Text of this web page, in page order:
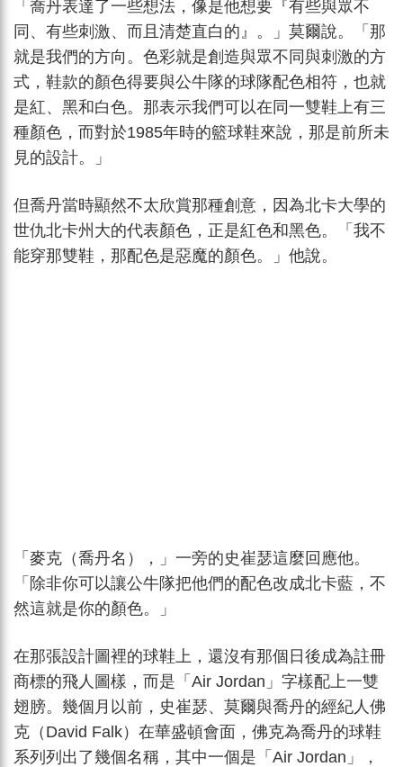
「喬丹表達了一些想法，像是他想要『有些與眾不
同、有些刺激、而且清楚直白的』。」莫爾說。「那
就是我們的方向。色彩就是創造與眾不同與刺激的方
式，鞋款的顏色得要與公牛隊的球隊配色相符，也就
是紅、黑和白色。那表示我們可以在同一雙鞋上有三
種顏色，而對於1985年時的籃球鞋來說，那是前所未
見的設計。」
但喬丹當時顯然不太欣賞那種創意，因為北卡大學的
世仇北卡州大的代表顏色，正是紅色和黑色。「我不
能穿那雙鞋，那配色是惡魔的顏色。」他說。
「麥克（喬丹名），」一旁的史崔瑟這麼回應他。
「除非你可以讓公牛隊把他們的配色改成北卡藍，不
然這就是你的顏色。」
在那張設計圖裡的球鞋上，還沒有那個日後成為註冊
商標的飛人圖樣，而是「Air Jordan」字樣配上一雙
翅膀。幾個月以前，史崔瑟、莫爾與喬丹的經紀人佛
克（David Falk）在華盛頓會面，佛克為喬丹的球鞋
系列列出了幾個名稱，其中一個是「Air Jordan」，